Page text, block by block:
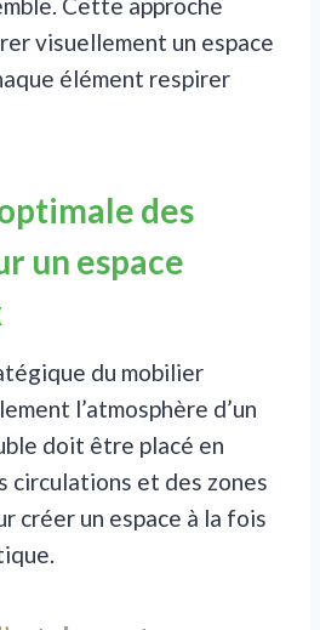
visuellement un espace
élément respirer
des
un espace
du mobilier
l’atmosphère d’un
doit être placé en
circulations et des zones
créer un espace à la fois